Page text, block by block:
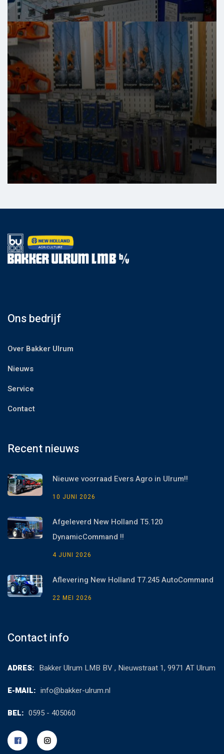
Ons bedrijf
Over Bakker Ulrum
Nieuws
Service
Contact
Recent nieuws
Nieuwe voorraad Evers Agro in Ulrum!!
10 JUNI 2026
Afgeleverd New Holland T5.120
DynamicCommand !!
4 JUNI 2026
Aflevering New Holland T7.245 AutoCommand
22 MEI 2026
Contact info
ADRES: Bakker Ulrum LMB BV , Nieuwstraat 1, 9971 AT Ulrum
E-MAIL: info@bakker-ulrum.nl
BEL: 0595 - 405060